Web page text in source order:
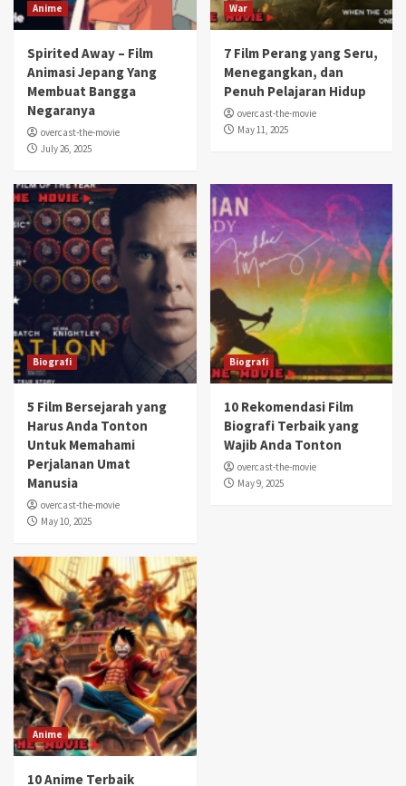
Anime
Spirited Away – Film
Animasi Jepang Yang
Membuat Bangga
Negaranya
overcast-the-movie
July 26, 2025
War
7 Film Perang yang Seru,
Menegangkan, dan
Penuh Pelajaran Hidup
overcast-the-movie
May 11, 2025
Biografi
5 Film Bersejarah yang
Harus Anda Tonton
Untuk Memahami
Perjalanan Umat
Manusia
overcast-the-movie
May 10, 2025
Biografi
10 Rekomendasi Film
Biografi Terbaik yang
Wajib Anda Tonton
overcast-the-movie
May 9, 2025
Anime
10 Anime Terbaik